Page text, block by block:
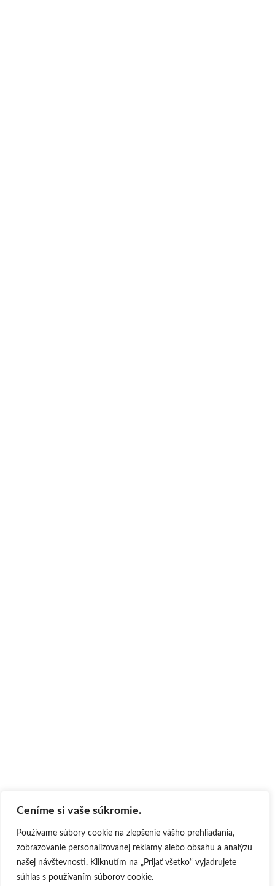
Ceníme si vaše súkromie.
Používame súbory cookie na zlepšenie vášho prehliadania,
zobrazovanie personalizovanej reklamy alebo obsahu a analýzu
našej návštevnosti. Kliknutím na „Prijať všetko“ vyjadrujete
súhlas s používaním súborov cookie.